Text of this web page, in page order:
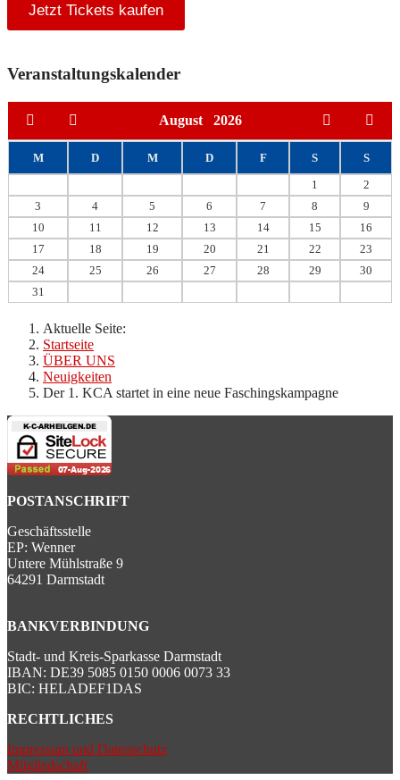
Jetzt Tickets kaufen
Veranstaltungskalender
August 2026
M D M D F S
S
1
2
3
4 5 6 7 8
9
10
11 12 13 14 15
16
17
18 19 20 21 22
23
24
25 26 27 28 29
30
31
Aktuelle Seite:
Startseite
ÜBER UNS
Neuigkeiten
Der 1. KCA startet in eine neue Faschingskampagne
POSTANSCHRIFT
Geschäftsstelle
EP: Wenner
Untere Mühlstraße 9
64291 Darmstadt
BANKVERBINDUNG
Stadt- und Kreis-Sparkasse Darmstadt
IBAN: DE39 5085 0150 0006 0073 33
BIC: HELADEF1DAS
RECHTLICHES
Impressum und Datenschutz
Mitgliedschaft